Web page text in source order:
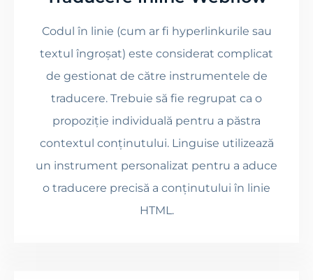
Codul în linie (cum ar fi hyperlinkurile sau
textul îngroșat) este considerat complicat
de gestionat de către instrumentele de
traducere. Trebuie să fie regrupat ca o
propoziție individuală pentru a păstra
contextul conținutului. Linguise utilizează
un instrument personalizat pentru a aduce
o traducere precisă a conținutului în linie
HTML.